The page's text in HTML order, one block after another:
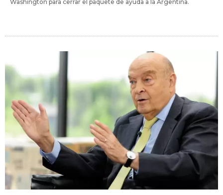
Washington para cerrar el paquete de ayuda a la Argentina.